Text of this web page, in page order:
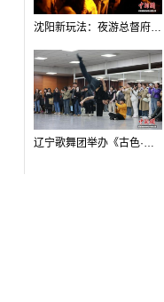
沈阳新玩法：夜游总督府，当一回“赴宴者”
辽宁歌舞团举办《古色·国宝辽宁》排练开放日活动